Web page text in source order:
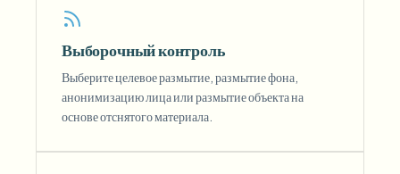
Выборочный контроль
Выберите целевое размытие, размытие фона,
анонимизацию лица или размытие объекта на
основе отснятого материала.